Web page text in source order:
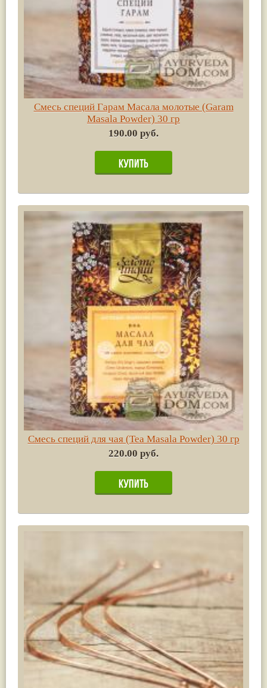
Смесь специй Гарам Масала молотые (Garam
Masala Powder) 30 гр
190.00 руб.
Смесь специй для чая (Tea Masala Powder) 30 гр
220.00 руб.